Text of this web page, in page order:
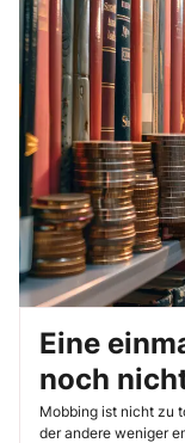
Eine
noch
Mobbing ist nicht zu
der andere weniger